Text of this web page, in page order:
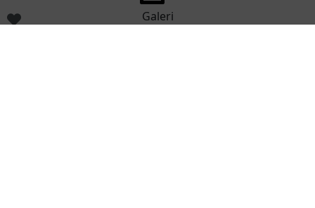
Galeri